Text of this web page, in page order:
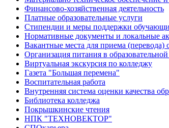
Финансово-хозяйственная деятельность
Платные образовательные услуги
Стипендии и меры поддержки
Нормативные документы и локальные
Вакантные места для приема (перевода)
Организация питания в
Виртуальная экскурсия по колледжу
Газета "Большая перемена"
Воспитательная работа
Внутренняя система оценки качества
Библиотека колледжа
Покрышкинские чтения
НПК "ТЕХНОВЕКТОР"